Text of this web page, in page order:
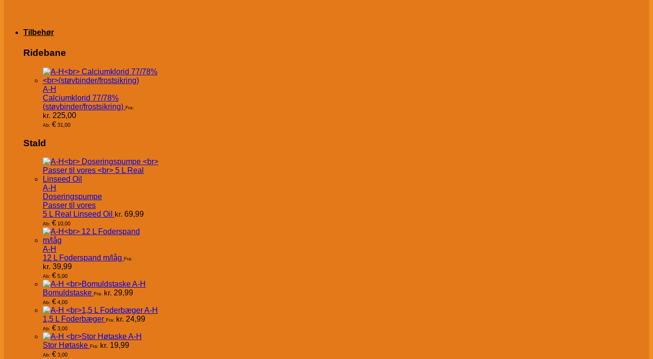
Tilbehør
Ridebane
A-H
Calciumklorid 77/78%
(støvbinder/frostsikring) Fra:
kr. 225,00
Ab: € 31,00
Stald
A-H
Doseringspumpe
Passer til vores
5 L Real Linseed Oil kr. 69,99
Ab: € 10,00
A-H
12 L Foderspand m/låg Fra:
kr. 39,99
Ab: € 5,00
A-H
Bomuldstaske Fra: kr. 29,99
Ab: € 4,00
A-H
1,5 L Foderbæger Fra: kr. 24,99
Ab: € 3,00
A-H
Stor Høtaske Fra: kr. 19,99
Ab: € 3,00